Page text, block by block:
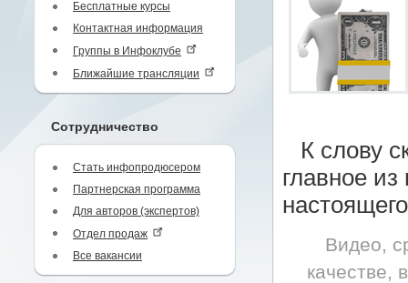
Бесплатные курсы
Контактная информация
Группы в Инфоклубе
Ближайшие трансляции
Сотрудничество
Стать инфопродюсером
Партнерская программа
Для авторов (экспертов)
Отдел продаж
Все вакансии
К слову
главное
Видео,
качестве,